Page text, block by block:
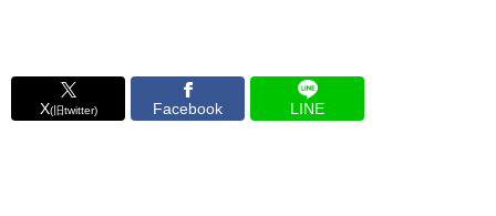
X(旧twitter) Facebook LINE